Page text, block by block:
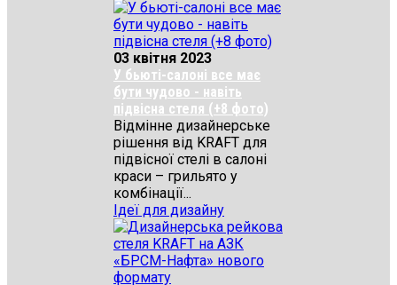
03 квітня 2023
У бьюті-салоні все має
бути чудово - навіть
підвісна стеля (+8 фото)
Відмінне дизайнерське
рішення від KRAFT для
підвісної стелі в салоні
краси – грильято у
комбінації...
Ідеї для дизайну